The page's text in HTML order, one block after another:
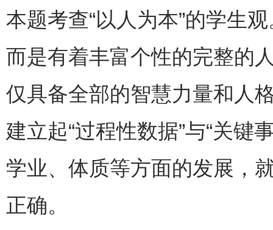
本题考查“以人为本”的学生
而是有着丰富个性的完整的
仅具备全部的智慧力量和人
建立起“过程性数据”与“关键
学业、体质等方面的发展，
正确。